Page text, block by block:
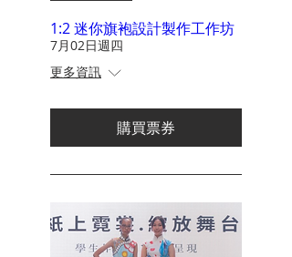
1:2 迷你旗袍設計製作工作坊
7月02日週四
更多資訊
購買票券